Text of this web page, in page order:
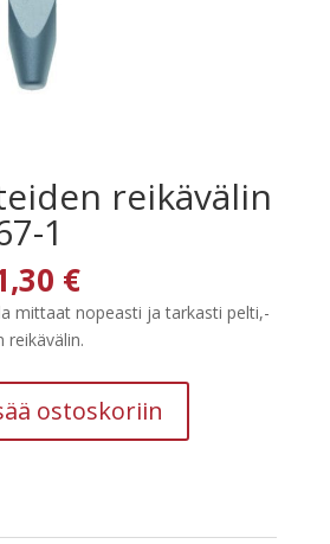
reikävälin
1
€.
€Nykyinen
hinta
on:
11,30 €.
mittaat nopeasti ja tarkasti pelti,-
reikävälin.
ostoskoriin